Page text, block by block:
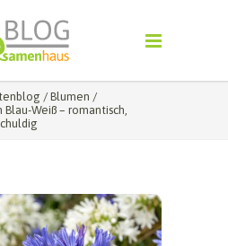
/ Blumen /
Weiß – romantisch,